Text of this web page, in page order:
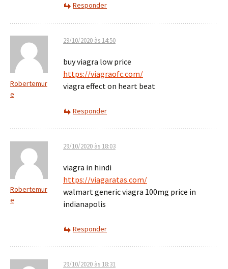
Responder
Robertemur
e
29/10/2020 às 14:50
buy viagra low price
https://viagraofc.com/
viagra effect on heart beat
Responder
Robertemur
e
29/10/2020 às 18:03
viagra in hindi
https://viagaratas.com/
walmart generic viagra 100mg price in
indianapolis
Responder
29/10/2020 às 18:31